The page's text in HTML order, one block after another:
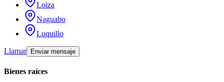
Loiza
Naguabo
Luquillo
Llamar Enviar mensaje
Bienes raíces